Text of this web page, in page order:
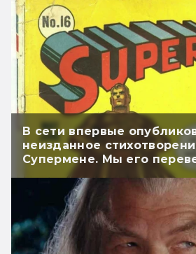
В сети впервые
неизданное
Супермене. Мы его